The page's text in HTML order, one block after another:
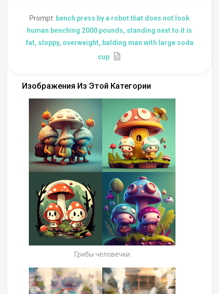
Prompt: bench press by a robot that does not look
human benching 2000 pounds, standing next to it is
fat, sloppy, overweight, balding man with large soda
cup
Изображения Из Этой Категории
Грибы человечки